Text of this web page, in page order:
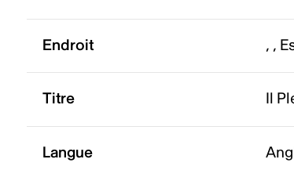
Endroit , ,
Titre Il
Langue